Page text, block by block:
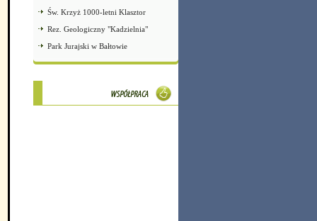
Św. Krzyż 1000-letni Klasztor
Rez. Geologiczny "Kadzielnia"
Park Jurajski w Bałtowie